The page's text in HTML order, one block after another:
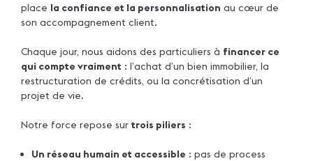
place la confiance et la personnalisation au cœur de
son accompagnement client.
Chaque jour, nous aidons des particuliers à financer ce
qui compte vraiment : l’achat d’un bien immobilier, la
restructuration de crédits, ou la concrétisation d’un
projet de vie.
Notre force repose surtrois piliers :
Un réseau humain et accessible : pas de process